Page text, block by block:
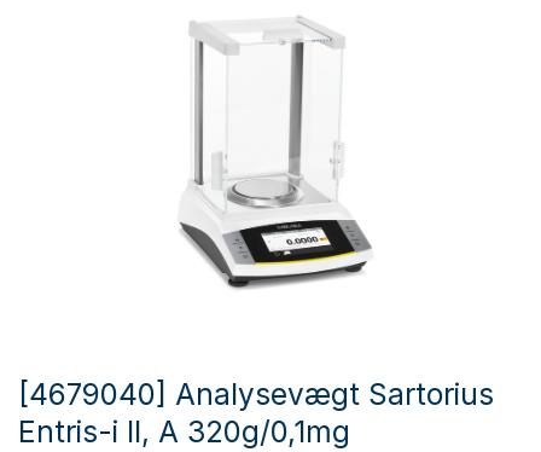
[4679040] Analysevægt Sartorius
Entris-i II, A 320g/0,1mg